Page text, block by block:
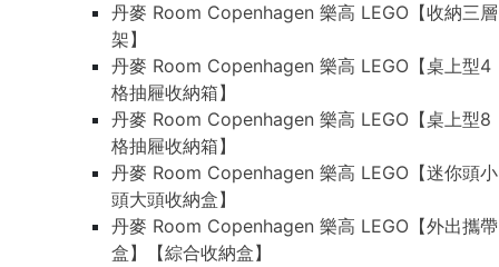
丹麥 Room Copenhagen 樂高 LEGO【收納三層
架】
丹麥 Room Copenhagen 樂高 LEGO【桌上型4
格抽屜收納箱】
丹麥 Room Copenhagen 樂高 LEGO【桌上型8
格抽屜收納箱】
丹麥 Room Copenhagen 樂高 LEGO【迷你頭小
頭大頭收納盒】
丹麥 Room Copenhagen 樂高 LEGO【外出攜帶
盒】【綜合收納盒】